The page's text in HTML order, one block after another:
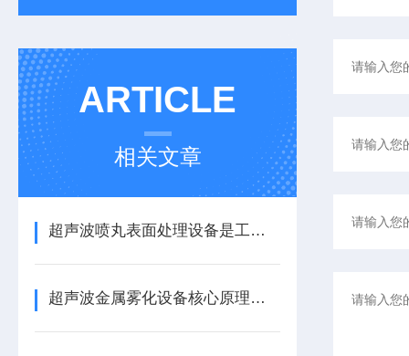
ARTICLE
相关文章
超声波喷丸表面处理设备是工艺与应用介绍
超声波金属雾化设备核心原理与应用场景